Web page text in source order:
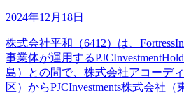
2024年12月18日
株式会社平和（6412）は、
事業体が運用する
島）との間で、株式会社アコーデ
区）からPJCInvestments株式会社